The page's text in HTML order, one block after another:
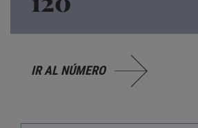
IR AL NÚMERO